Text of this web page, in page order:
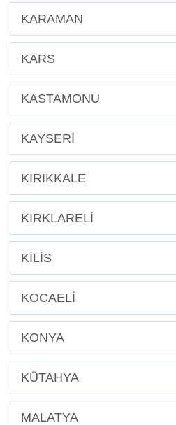
KARAMAN
KARS
KASTAMONU
KAYSERİ
KIRIKKALE
KIRKLARELİ
KİLİS
KOCAELİ
KONYA
KÜTAHYA
MALATYA